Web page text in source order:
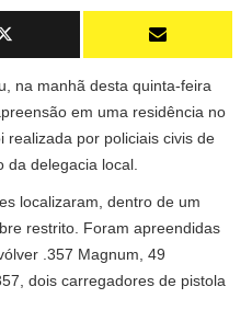
na manhã desta quinta-feira
em uma residência no
realizada por policiais civis de
da delegacia local.
localizaram, dentro de um
restrito. Foram apreendidas
.357 Magnum, 49
dois carregadores de pistola